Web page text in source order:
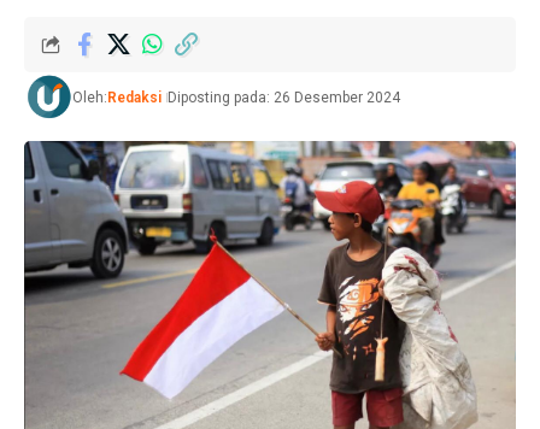
Oleh: Redaksi Diposting pada: 26 Desember 2024